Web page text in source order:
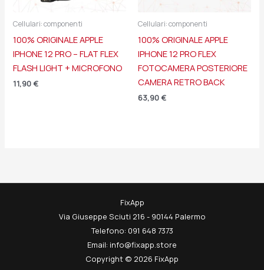
Cellulari: componenti
100% ORIGINALE APPLE
IPHONE 12 PRO – FLAT FLEX
FLASH LIGHT + MICROFONO
11,90 €
Cellulari: componenti
100% ORIGINALE APPLE
IPHONE 12 PRO FLEX
FOTOCAMERA POSTERIORE
CAMERA RETRO BACK
63,90 €
FixApp
Via Giuseppe Sciuti 216 - 90144 Palermo
Telefono: 091 648 7373
Email: info@fixapp.store
Copyright © 2026 FixApp